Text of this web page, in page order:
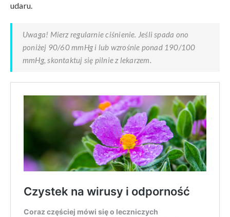
udaru.
Uwaga! Mierz regularnie ciśnienie. Jeśli spada ono
poniżej 90/60 mmHg i lub wzrośnie ponad 190/100
mmHg, skontaktuj się pilnie z lekarzem.